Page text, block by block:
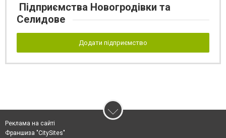
Підприємства Новогродівки та
Селидове
Додати підприємство
Реклама на сайті
Франшиза "CitySites"